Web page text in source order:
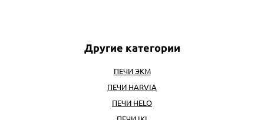
ПЕЧИ ЭКМ
ПЕЧИ HARVIA
ПЕЧИ HELO